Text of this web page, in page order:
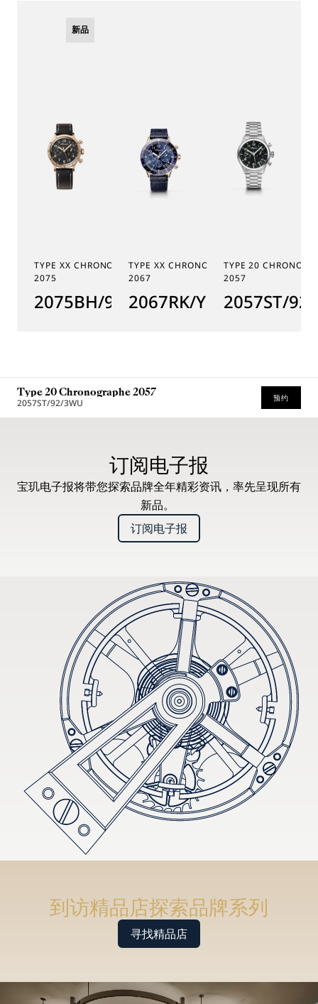
TYPE XX CHRONOGRAPHE
2075
2075BH/99/398
新品
TYPE XX CHRONOGRAPHE
2067
2067RK/Y9/9WU
TYPE 20
2057
2057ST/
Type 20 Chronographe 2057
2057ST/92/3WU 预约
订阅电子报
宝玑电子报将带您探索品牌全年精彩资讯，率先呈现所有
新品。
订阅电子报
到访精品店探索品牌系列
寻找精品店